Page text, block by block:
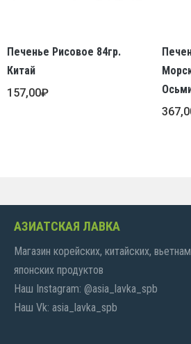
Печенье Рисовое 84гр.
Китай
157,00₽
АЗИАТСКАЯ ЛАВКА
Магазин корейских, китайских,
японских продуктов
Наш Instagram: @asia_lavka_spb
Наш Vk: asia_lavka_spb